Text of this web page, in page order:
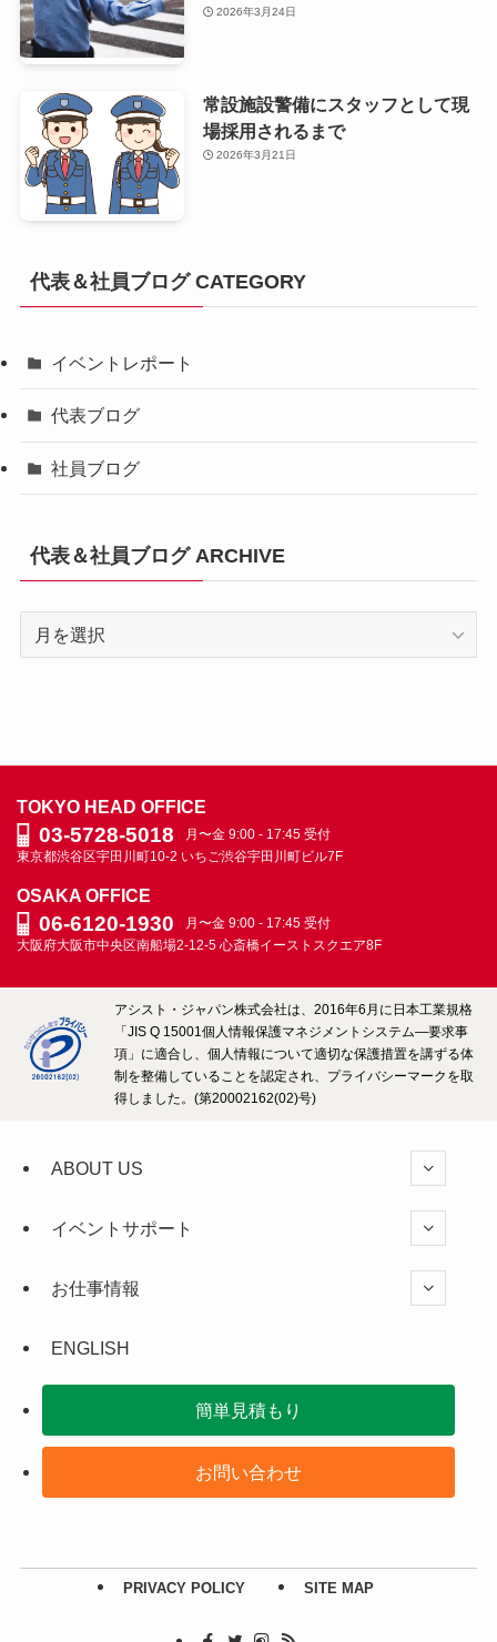
2026年3月24日
常設施設警備にスタッフとして現
場採用されるまで
2026年3月21日
代表＆社員ブログ CATEGORY
イベントレポート
代表ブログ
社員ブログ
代表＆社員ブログ ARCHIVE
ブ
グ
ARCHIVE
TOKYO HEAD OFFICE
03-5728-5018
月〜金 9:00 - 17:45 受付
東京都渋谷区宇田川町10-2 いちご渋谷宇田川町ビル7F
OSAKA OFFICE
06-6120-1930
月〜金 9:00 - 17:45 受付
大阪府大阪市中央区南船場2-12-5 心斎橋イーストスクエア8F
アシスト・ジャパン株式会社は、2016年6月に日本工業規格
「JIS Q 15001個人情報保護マネジメントシステム―要求事
項」に適合し、個人情報について適切な保護措置を講ずる体
制を整備していることを認定され、プライバシーマークを取
得しました。(第20002162(02)号)
ABOUT US
イベントサポート
お仕事情報
ENGLISH
簡単見積もり
お問い合わせ
PRIVACY POLICY SITE MAP